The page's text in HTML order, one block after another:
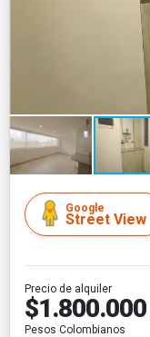
Google
Street View
Precio de alquiler
$1.800.000
Pesos Colombianos